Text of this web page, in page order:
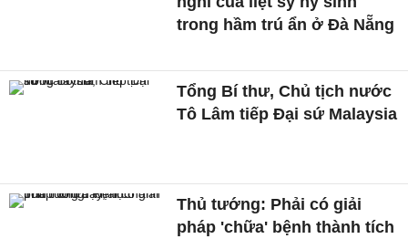
trong hầm trú ẩn ở Đà Nẵng
Tổng Bí thư, Chủ tịch nước
Tô Lâm tiếp Đại sứ Malaysia
Thủ tướng: Phải có giải
pháp 'chữa' bệnh thành tích